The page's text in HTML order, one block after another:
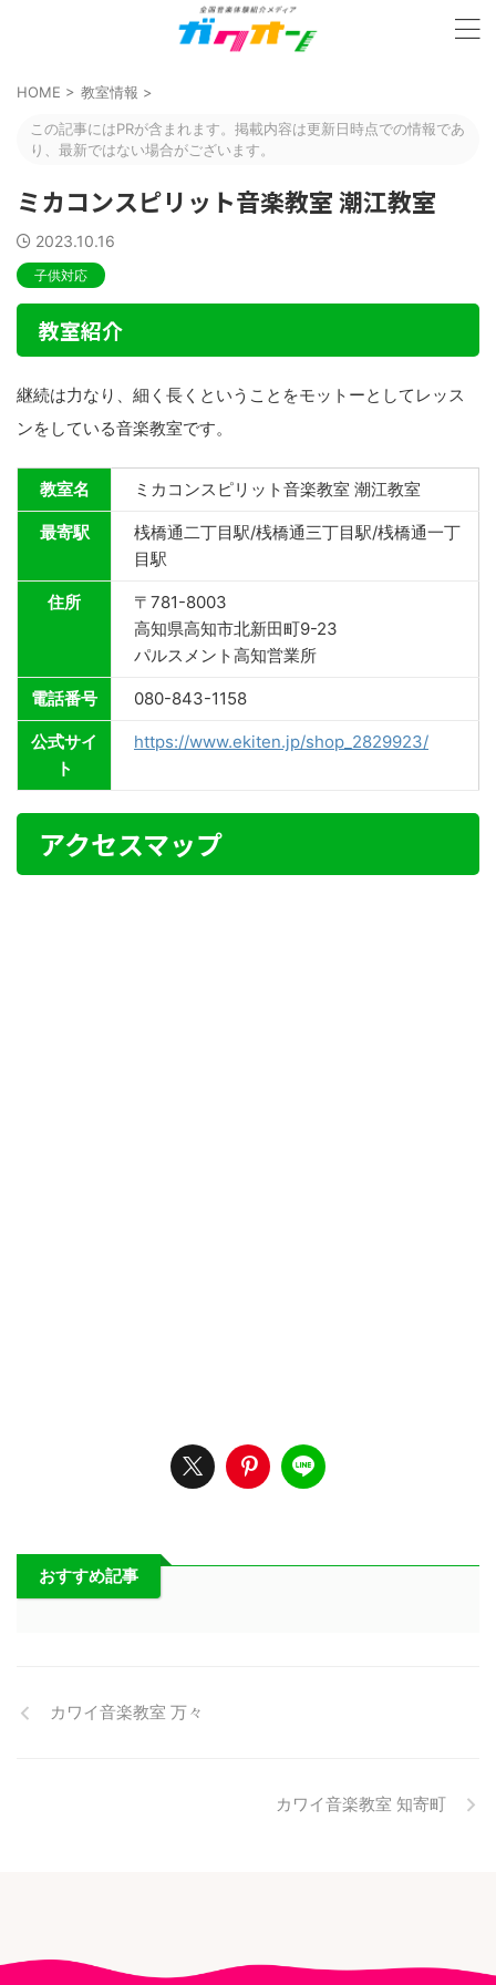
HOME > 教室情報 >
この記事にはPRが含まれます。掲載内容は更新日時点での情報であ
り、最新ではない場合がございます。
ミカコンスピリット音楽教室 潮江教室
2023.10.16
子供対応
教室紹介
継続は力なり、細く長くということをモットーとしてレッス
ンをしている音楽教室です。
教室名 ミカコンスピリット音楽教室 潮江教室
最寄駅
桟橋通二丁目駅/桟橋通三丁目駅/桟橋通一丁
目駅
住所
〒781-8003
高知県高知市北新田町9-23
パルスメント高知営業所
電話番号 080-843-1158
公式サイ
ト
https://www.ekiten.jp/shop_2829923/
アクセスマップ
おすすめ記事
カワイ音楽教室 万々
カワイ音楽教室 知寄町